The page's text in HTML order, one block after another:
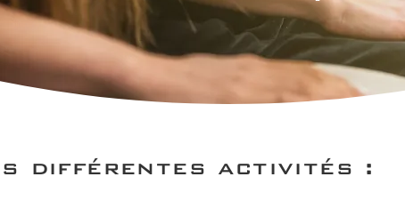
différentes activités :